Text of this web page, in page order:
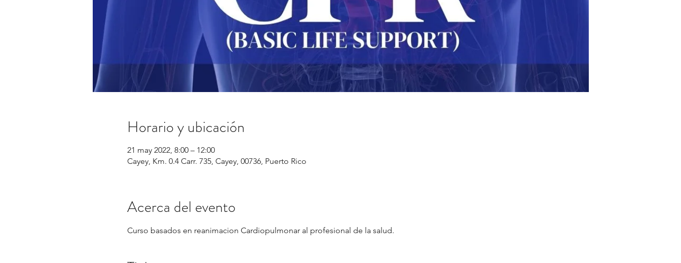
Horario y ubicación
21 may 2022, 8:00 – 12:00
Cayey, Km. 0.4 Carr. 735, Cayey, 00736, Puerto Rico
Acerca del evento
Curso basados en reanimacion Cardiopulmonar al profesional de la salud.